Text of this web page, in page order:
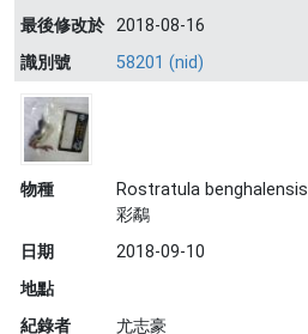
最後修改於 2018-08-16
識別號
58201 (nid)
物種
Rostratula benghalensis
彩鷸
日期
2018-09-10
地點
紀錄者
尤志豪